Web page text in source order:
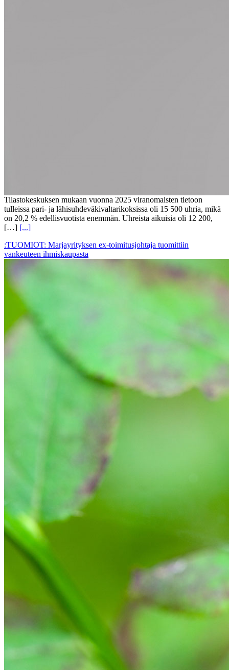
Tilastokeskuksen mukaan vuonna 2025 viranomaisten tietoon
tulleissa pari- ja lähisuhdeväkivaltarikoksissa oli 15 500 uhria, mikä
on 20,2 % edellisvuotista enemmän. Uhreista aikuisia oli 12 200,
[…] [...]
:TUOMIOT: Marjayrityksen ex-toimitusjohtaja tuomittiin
vankeuteen ihmiskaupasta